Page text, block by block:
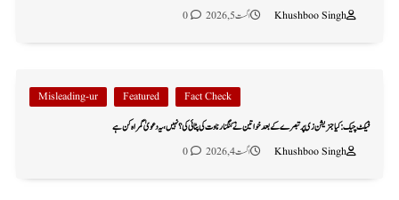
Khushboo Singh
اگست 5, 2026 0
Fact Check
Featured
Misleading-ur
فیکٹ چیک: کیا جنریشن زی پر تبصرے کے بعد خواتین نے کنگنا رناوت کی پٹائی کی؟ نہیں، یہ دعویٰ گمراہ کن ہے
Khushboo Singh
اگست 4, 2026 0